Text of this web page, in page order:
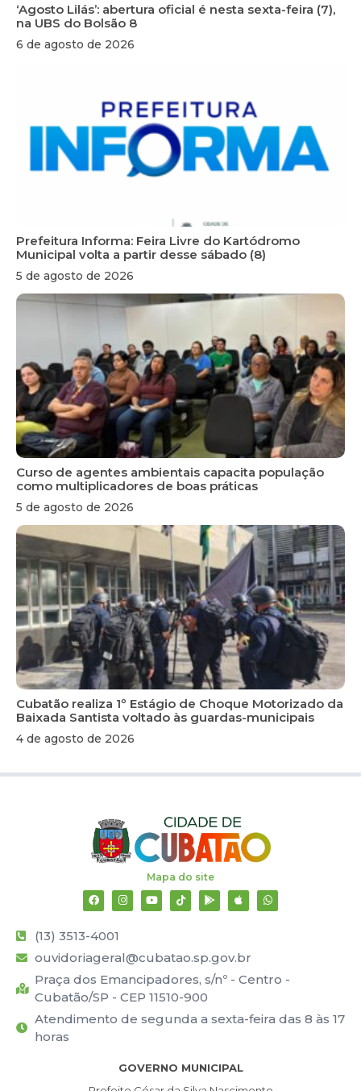
‘Agosto Lilás’: abertura oficial é nesta sexta-feira (7),
na UBS do Bolsão 8
6 de agosto de 2026
Prefeitura Informa: Feira Livre do Kartódromo
Municipal volta a partir desse sábado (8)
5 de agosto de 2026
Curso de agentes ambientais capacita população
como multiplicadores de boas práticas
5 de agosto de 2026
Cubatão realiza 1º Estágio de Choque Motorizado da
Baixada Santista voltado às guardas-municipais
4 de agosto de 2026
Mapa do site
(13) 3513-4001
ouvidoriageral@cubatao.sp.gov.br
Praça dos Emancipadores, s/nº - Centro -
Cubatão/SP - CEP 11510-900
Atendimento de segunda a sexta-feira das 8 às 17
horas
GOVERNO MUNICIPAL